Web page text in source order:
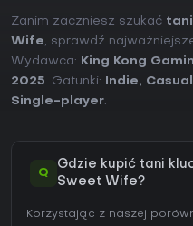
Zanim zaczniesz szukać
Wife, sprawdź
Wydawca:
King Kong
2025. Gatunki: Indie, Casual
Single-player.
Q
Gdzie kupić tani
Sweet Wife?
Korzystając z naszej